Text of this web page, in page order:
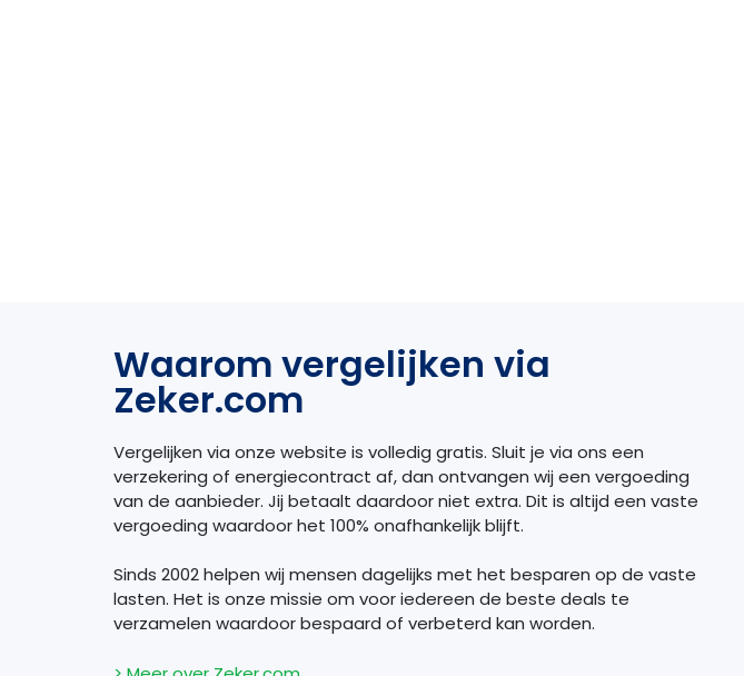
Waarom vergelijken via
Zeker.com
Vergelijken via onze website is volledig gratis. Sluit je via ons een
verzekering of energiecontract af, dan ontvangen wij een vergoeding
van de aanbieder. Jij betaalt daardoor niet extra. Dit is altijd een vaste
vergoeding waardoor het 100% onafhankelijk blijft.
Sinds 2002 helpen wij mensen dagelijks met het besparen op de vaste
lasten. Het is onze missie om voor iedereen de beste deals te
verzamelen waardoor bespaard of verbeterd kan worden.